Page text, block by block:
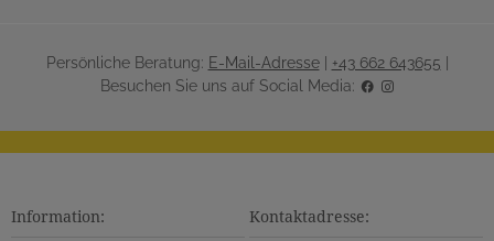
Persönliche Beratung: E-Mail-Adresse| +43 662 643655
Besuchen Sie uns auf Social Media:
Information: Kontaktadresse: